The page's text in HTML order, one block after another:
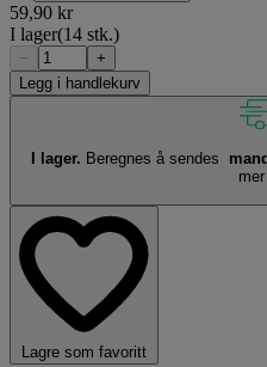
59,90 kr
I lager(14 stk.)
−
+
Legg i handlekurv
I lager. Beregnes å sendes
Lagre som favoritt